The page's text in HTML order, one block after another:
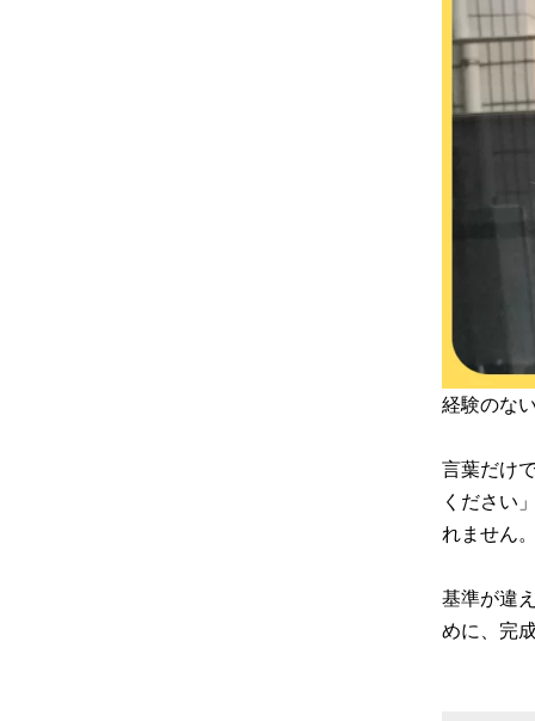
経験のな
言葉だけ
ください
れません
基準が違
めに、完